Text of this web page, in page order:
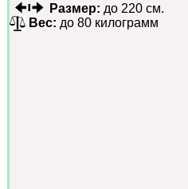
Размер: до 220 см.
Вес: до 80 килограмм